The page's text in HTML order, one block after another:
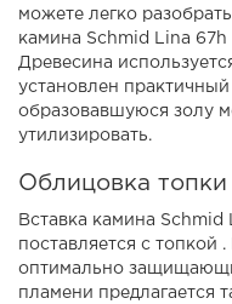
можете легко
камина Schmid Lina
Древесина
установлен
образовавшуюся золу
утилизировать.
Облицовка
Вставка камина
поставляется с топкой
оптимально
пламени предлагается